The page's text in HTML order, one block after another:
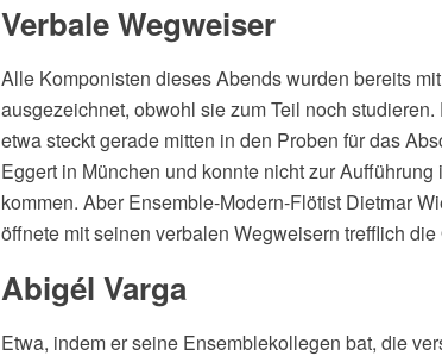
Verbale Wegweiser
Alle Komponisten dieses Abends wurden bereits
ausgezeichnet, obwohl sie zum Teil noch
etwa steckt gerade mitten in den Proben für das
Eggert in München und konnte nicht zur
kommen. Aber Ensemble-Modern-Flötist Dietmar
öffnete mit seinen verbalen Wegweisern trefflich die
Abigél Varga
Etwa, indem er seine Ensemblekollegen bat, die